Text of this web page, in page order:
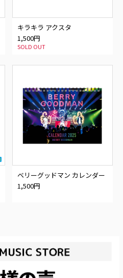
キラキラ アクスタ
1,500円
SOLD OUT
ベリーグッドマン カレンダー
2025
1,500円